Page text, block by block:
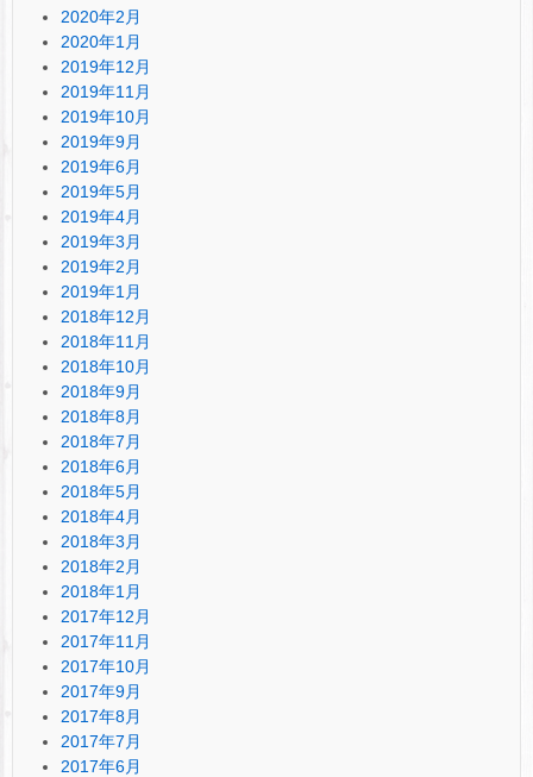
2020年2月
2020年1月
2019年12月
2019年11月
2019年10月
2019年9月
2019年6月
2019年5月
2019年4月
2019年3月
2019年2月
2019年1月
2018年12月
2018年11月
2018年10月
2018年9月
2018年8月
2018年7月
2018年6月
2018年5月
2018年4月
2018年3月
2018年2月
2018年1月
2017年12月
2017年11月
2017年10月
2017年9月
2017年8月
2017年7月
2017年6月